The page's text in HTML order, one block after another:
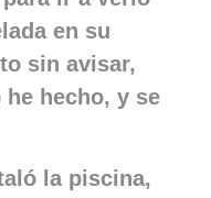
en su
sin avisar,
hecho, y se
la piscina,